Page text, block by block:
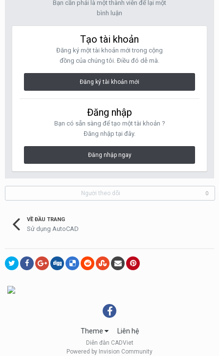
Bạn cần phải là một thành viên để lại một
bình luận
Tạo tài khoản
Đăng ký một tài khoản mới trong cộng
đồng của chúng tôi. Điều đó dễ mà.
Đăng ký tài khoản mới
Đăng nhập
Bạn có sẵn sàng để tạo một tài khoản ?
Đăng nhập tại đây.
Đăng nhập ngay
Người theo dõi 0
VỀ ĐẦU TRANG
Sử dụng AutoCAD
Theme Liên hệ
Diễn đàn CADViet
Powered by Invision Community